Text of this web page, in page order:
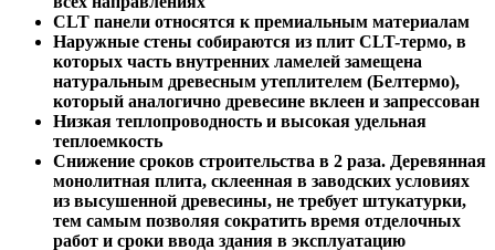
CLT панели относятся к премиальным материалам
Наружные стены собираются из плит CLT-термо, в
которых часть внутренних ламелей замещена
натуральным древесным утеплителем (Белтермо),
который аналогично древесине вклеен и запрессован
Низкая теплопроводность и высокая удельная
теплоемкость
Снижение сроков строительства в 2 раза. Деревянная
монолитная плита, склеенная в заводских условиях
из высушенной древесины, не требует штукатурки,
тем самым позволяя сократить время отделочных
работ и сроки ввода здания в эксплуатацию